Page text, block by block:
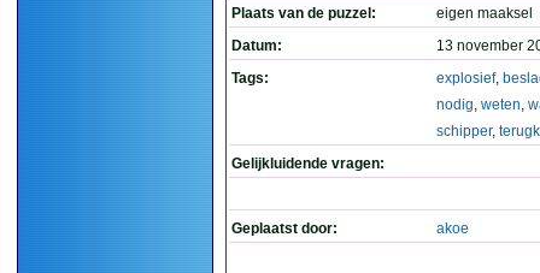
Plaats van de puzzel:
eigen maaksel
Datum:
13 november
Tags:
explosief,
nodig, weten,
schipper,
Gelijkluidende vragen:
Geplaatst door: akoe